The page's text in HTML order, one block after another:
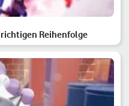
Reihenfolge